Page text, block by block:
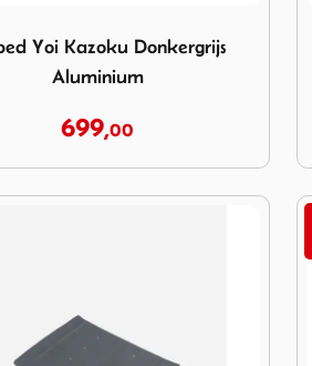
Yoi Kazoku Donkergrijs
Aluminium
699,00